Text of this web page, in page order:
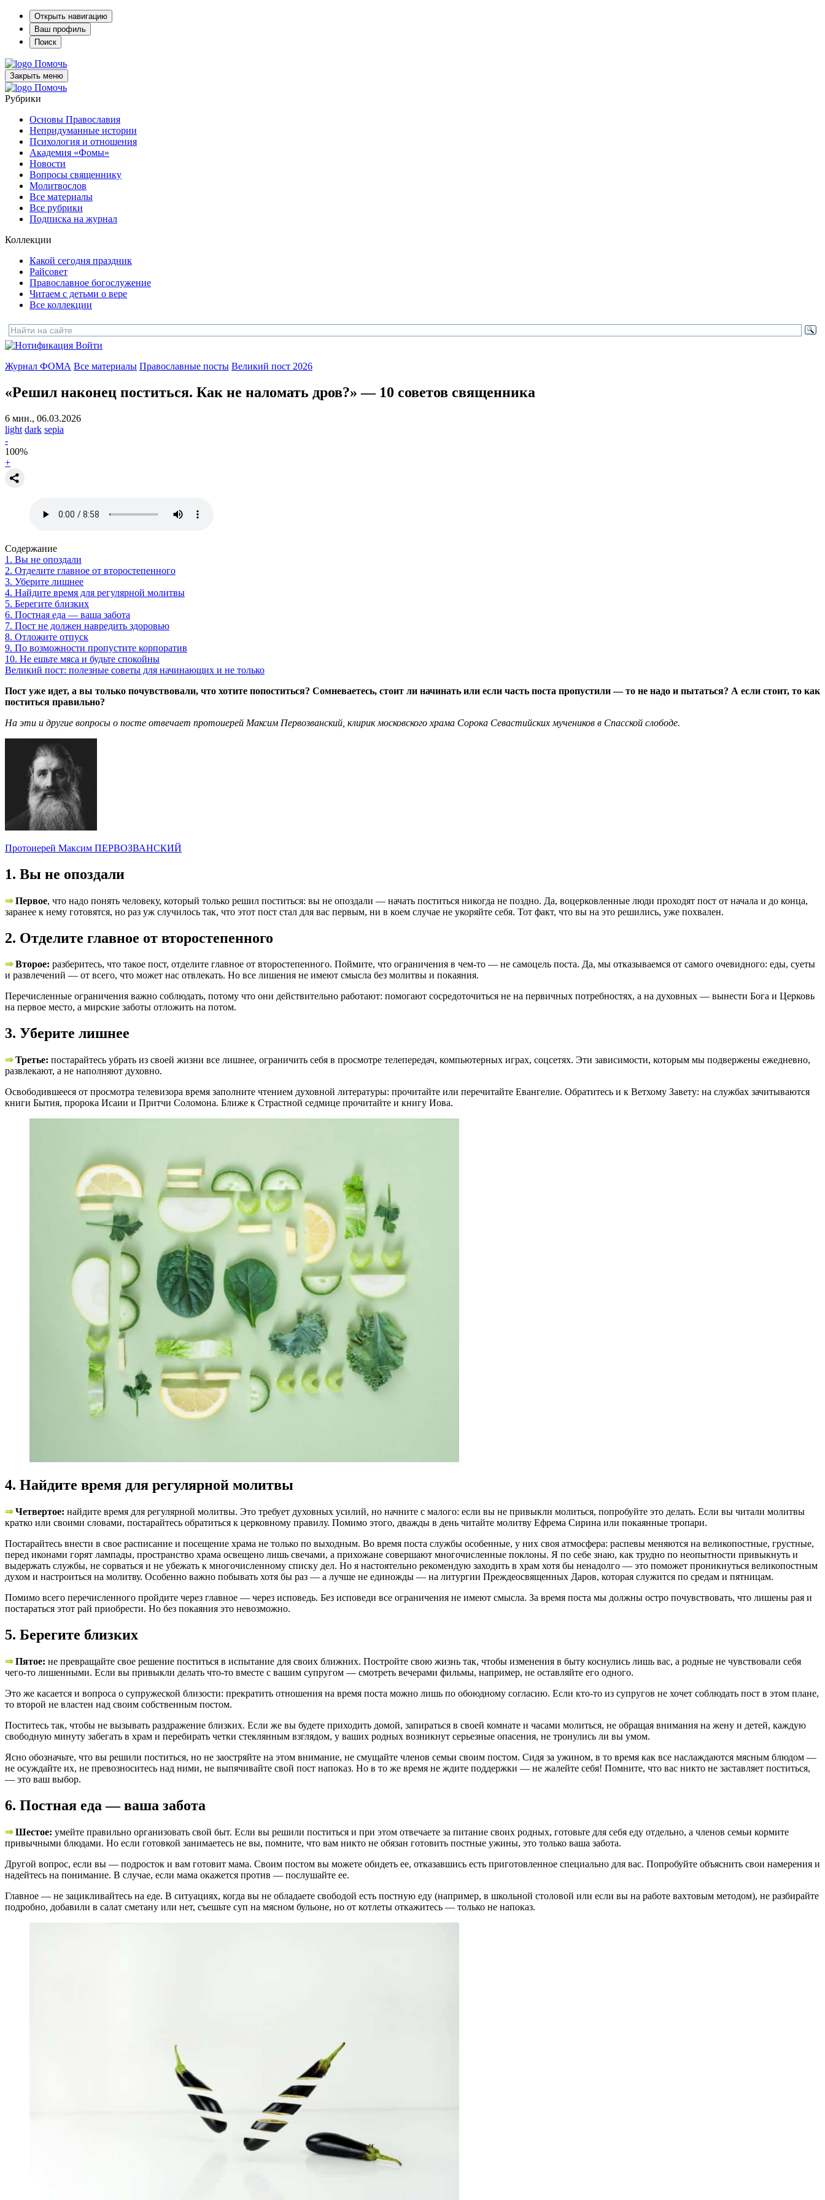
Открыть навигацию
Ваш профиль
Поиск
Помочь
Закрыть меню
Помочь
Рубрики
Основы Православия
Непридуманные истории
Психология и отношения
Академия «Фомы»
Новости
Вопросы священнику
Молитвослов
Все материалы
Все рубрики
Подписка на журнал
Коллекции
Какой сегодня праздник
Райсовет
Православное богослужение
Читаем с детьми о вере
Все коллекции
Войти
Журнал ФОМА Все материалы Православные посты Великий пост 2026
«Решил наконец поститься. Как не наломать дров?» — 10 советов священника
6 мин., 06.03.2026
light dark sepia
-
100%
+
Содержание
1. Вы не опоздали
2. Отделите главное от второстепенного
3. Уберите лишнее
4. Найдите время для регулярной молитвы
5. Берегите близких
6. Постная еда — ваша забота
7. Пост не должен навредить здоровью
8. Отложите отпуск
9. По возможности пропустите корпоратив
10. Не ешьте мяса и будьте спокойны
Великий пост: полезные советы для начинающих и не только
Пост уже идет, а вы только почувствовали, что хотите попоститься? Сомневаетесь, стоит ли начинать или если часть поста пропустили — то не надо и пытаться? А если стоит, то как
поститься правильно?
На эти и другие вопросы о посте отвечает протоиерей Максим Первозванский, клирик московского храма Сорока Севастийских мучеников в Спасской слободе.
Протоиерей Максим ПЕРВОЗВАНСКИЙ
1. Вы не опоздали
⇒Первое, что надо понять человеку, который только решил поститься: вы не опоздали — начать поститься никогда не поздно. Да, воцерковленные люди проходят пост от начала и до конца,
заранее к нему готовятся, но раз уж случилось так, что этот пост стал для вас первым, ни в коем случае не укоряйте себя. Тот факт, что вы на это решились, уже похвален.
2. Отделите главное от второстепенного
⇒Второе: разберитесь, что такое пост, отделите главное от второстепенного. Поймите, что ограничения в чем-то — не самоцель поста. Да, мы отказываемся от самого очевидного: еды, суеты
и развлечений — от всего, что может нас отвлекать. Но все лишения не имеют смысла без молитвы и покаяния.
Перечисленные ограничения важно соблюдать, потому что они действительно работают: помогают сосредоточиться не на первичных потребностях, а на духовных — вынести Бога и Церковь
на первое место, а мирские заботы отложить на потом.
3. Уберите лишнее
⇒Третье: постарайтесь убрать из своей жизни все лишнее, ограничить себя в просмотре телепередач, компьютерных играх, соцсетях. Эти зависимости, которым мы подвержены ежедневно,
развлекают, а не наполняют духовно.
Освободившееся от просмотра телевизора время заполните чтением духовной литературы: прочитайте или перечитайте Евангелие. Обратитесь и к Ветхому Завету: на службах зачитываются
книги Бытия, пророка Исаии и Притчи Соломона. Ближе к Страстной седмице прочитайте и книгу Иова.
4. Найдите время для регулярной молитвы
⇒Четвертое: найдите время для регулярной молитвы. Это требует духовных усилий, но начните с малого: если вы не привыкли молиться, попробуйте это делать. Если вы читали молитвы
кратко или своими словами, постарайтесь обратиться к церковному правилу. Помимо этого, дважды в день читайте молитву Ефрема Сирина или покаянные тропари.
Постарайтесь внести в свое расписание и посещение храма не только по выходным. Во время поста службы особенные, у них своя атмосфера: распевы меняются на великопостные, грустные,
перед иконами горят лампады, пространство храма освещено лишь свечами, а прихожане совершают многочисленные поклоны. Я по себе знаю, как трудно по неопытности привыкнуть и
выдержать службы, не сорваться и не убежать к многочисленному списку дел. Но я настоятельно рекомендую заходить в храм хотя бы ненадолго — это поможет проникнуться великопостным
духом и настроиться на молитву. Особенно важно побывать хотя бы раз — а лучше не единожды — на литургии Преждеосвященных Даров, которая служится по средам и пятницам.
Помимо всего перечисленного пройдите через главное — через исповедь. Без исповеди все ограничения не имеют смысла. За время поста мы должны остро почувствовать, что лишены рая и
постараться этот рай приобрести. Но без покаяния это невозможно.
5. Берегите близких
⇒Пятое: не превращайте свое решение поститься в испытание для своих ближних. Постройте свою жизнь так, чтобы изменения в быту коснулись лишь вас, а родные не чувствовали себя
чего-то лишенными. Если вы привыкли делать что-то вместе с вашим супругом — смотреть вечерами фильмы, например, не оставляйте его одного.
Это же касается и вопроса о супружеской близости: прекратить отношения на время поста можно лишь по обоюдному согласию. Если кто-то из супругов не хочет соблюдать пост в этом плане,
то второй не властен над своим собственным постом.
Поститесь так, чтобы не вызывать раздражение близких. Если же вы будете приходить домой, запираться в своей комнате и часами молиться, не обращая внимания на жену и детей, каждую
свободную минуту забегать в храм и перебирать четки стеклянным взглядом, у ваших родных возникнут серьезные опасения, не тронулись ли вы умом.
Ясно обозначьте, что вы решили поститься, но не заостряйте на этом внимание, не смущайте членов семьи своим постом. Сидя за ужином, в то время как все наслаждаются мясным блюдом —
не осуждайте их, не превозноситесь над ними, не выпячивайте свой пост напоказ. Но в то же время не ждите поддержки — не жалейте себя! Помните, что вас никто не заставляет поститься,
— это ваш выбор.
6. Постная еда — ваша забота
⇒Шестое: умейте правильно организовать свой быт. Если вы решили поститься и при этом отвечаете за питание своих родных, готовьте для себя еду отдельно, а членов семьи кормите
привычными блюдами. Но если готовкой занимаетесь не вы, помните, что вам никто не обязан готовить постные ужины, это только ваша забота.
Другой вопрос, если вы — подросток и вам готовит мама. Своим постом вы можете обидеть ее, отказавшись есть приготовленное специально для вас. Попробуйте объяснить свои намерения и
надейтесь на понимание. В случае, если мама окажется против — послушайте ее.
Главное — не зацикливайтесь на еде. В ситуациях, когда вы не обладаете свободой есть постную еду (например, в школьной столовой или если вы на работе вахтовым методом), не разбирайте
подробно, добавили в салат сметану или нет, съешьте суп на мясном бульоне, но от котлеты откажитесь — только не напоказ.